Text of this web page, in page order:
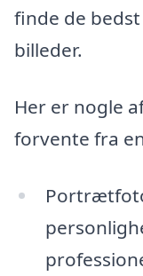
finde de
billeder.
Her er nogle
forvente fra